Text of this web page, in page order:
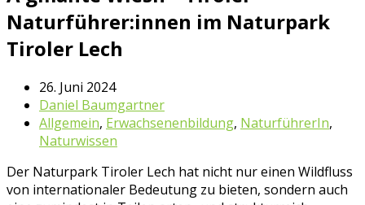
Naturführer:innen im Naturpark
Tiroler Lech
26. Juni 2024
Daniel Baumgartner
Allgemein, Erwachsenenbildung, NaturführerIn,
Naturwissen
Der Naturpark Tiroler Lech hat nicht nur einen Wildfluss
von internationaler Bedeutung zu bieten, sondern auch